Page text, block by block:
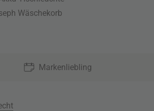
Wäschekorb
Markenliebling